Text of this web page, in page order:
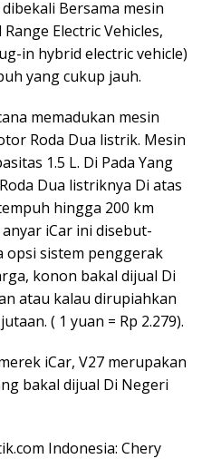
Bersama mesin
Range Electric Vehicles,
in hybrid electric vehicle)
yang cukup jauh.
memadukan mesin
Roda Dua listrik. Mesin
1.5 L. Di Pada Yang
Dua listriknya Di atas
hingga 200 km
iCar ini disebut-
opsi sistem penggerak
konon bakal dijual Di
atau kalau dirupiahkan
( 1 yuan = Rp 2.279).
iCar, V27 merupakan
bakal dijual Di Negeri
Indonesia: Chery